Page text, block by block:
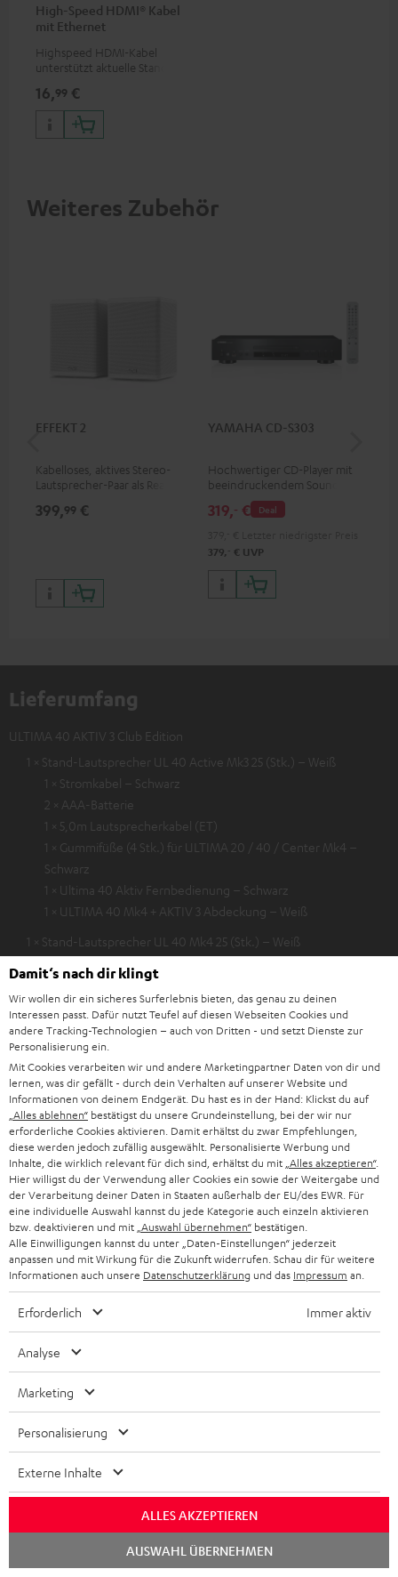
High-Speed HDMI® Kabel
mit Ethernet
Highspeed HDMI-Kabel
unterstützt aktuelle Standards
16,99 €
Weiteres Zubehör
EFFEKT 2
Kabelloses, aktives Stereo-
Lautsprecher-Paar als Rear-
geeignete Teufel Systeme
399,99 €
YAMAHA CD-S303
Hochwertiger CD-Player mit
beeindruckendem Sound und
wertiger Verarbeitung
Deal
319,‐ €
379, ‐ € UVP
Lieferumfang
ULTIMA 40 AKTIV 3 Club Edition
1 × Stand-Lautsprecher UL 40 Active Mk3 25 (Stk.) – Weiß
1 × Stromkabel – Schwarz
2 × AAA-Batterie
1 × 5,0m Lautsprecherkabel (ET)
1 × Gummifüße (4 Stk.) für ULTIMA 20 / 40 / Center Mk4 –
Schwarz
1 × Ultima 40 Aktiv Fernbedienung – Schwarz
1 × ULTIMA 40 Mk4 + AKTIV 3 Abdeckung – Weiß
1 × Stand-Lautsprecher UL 40 Mk4 25 (Stk.) – Weiß
Schwarz
1 × ULTIMA 40 Mk4 + AKTIV 3 Abdeckung – Weiß
1 × Aktiv-Subwoofer S 6000 SW – Schwarz
1 × Stoffrahmen für S 6000 SW
1 × Stromkabel – Schwarz
1 × 5,0 m Subwoofer-Kabel C3550W – Schwarz
Downloads und Service
Bedienungsanleitung: Stand-Lautsprecher UL 40 Mk4
25 (Stk.)
Damit‘s nach dir klingt
Wir wollen dir ein sicheres Surferlebnis bieten, das genau zu deinen
Interessen passt. Dafür nutzt Teufel auf diesen Webseiten Cookies und
andere Tracking-Technologien – auch von Dritten - und setzt Dienste zur
Personalisierung ein.
Mit Cookies verarbeiten wir und andere Marketingpartner Daten von dir und
lernen, was dir gefällt - durch dein Verhalten auf unserer Website und
Informationen von deinem Endgerät. Du hast es in der Hand: Klickst du auf
„Alles ablehnen“ bestätigst du unsere Grundeinstellung, bei der wir nur
erforderliche Cookies aktivieren. Damit erhältst du zwar Empfehlungen,
diese werden jedoch zufällig ausgewählt. Personalisierte Werbung und
Inhalte, die wirklich relevant für dich sind, erhältst du mit „Alles akzeptieren“.
Hier willigst du der Verwendung aller Cookies ein sowie der Weitergabe und
der Verarbeitung deiner Daten in Staaten außerhalb der EU/des EWR. Für
eine individuelle Auswahl kannst du jede Kategorie auch einzeln aktivieren
bzw. deaktivieren und mit „Auswahl übernehmen“ bestätigen.
Alle Einwilligungen kannst du unter „Daten-Einstellungen“ jederzeit
anpassen und mit Wirkung für die Zukunft widerrufen. Schau dir für weitere
Informationen auch unsere Datenschutzerklärung und das Impressum an.
Erforderlich Immer aktiv
Analyse
Marketing
Personalisierung
Externe Inhalte
ALLES AKZEPTIEREN
AUSWAHL ÜBERNEHMEN